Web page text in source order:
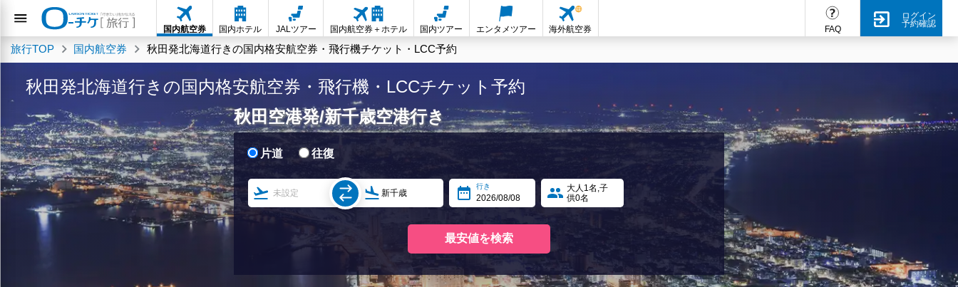
FAQ
ログイン
予約確認
国内航空券 国内ホテル JALツアー 国内航空券＋ホテル 国内ツアー エンタメツアー 海外航空券
旅行TOP 国内航空券 秋田発北海道行きの国内格安航空券・飛行機チケット・LCC予約
秋田発北海道行きの国内格安航空券・飛行機・LCCチケット予約
秋田空港発/新千歳空港行き